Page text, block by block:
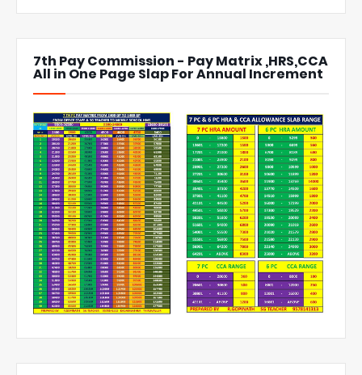
7th Pay Commission - Pay Matrix ,HRS,CCA
All in One Page Slap For Annual Increment